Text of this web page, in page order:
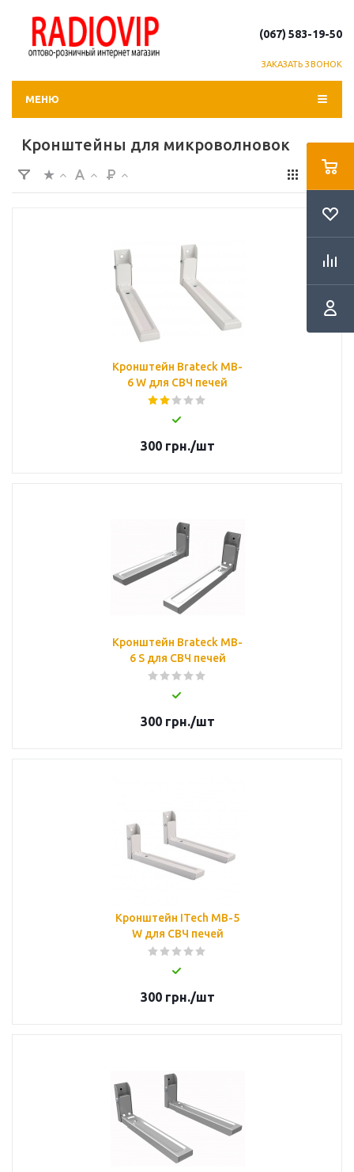
(067) 583-19-50
ЗАКАЗАТЬ ЗВОНОК
МЕНЮ
Кронштейны для микроволновок
Кронштейн Brateck MB-
6 W для СВЧ печей
300грн./шт
Кронштейн Brateck MB-
6 S для СВЧ печей
300грн./шт
Кронштейн ITech MB-5
W для СВЧ печей
300грн./шт